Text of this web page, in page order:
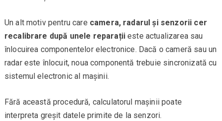
Un alt motiv pentru care camera, radarul și senzorii cer
recalibrare după unele reparații este actualizarea sau
înlocuirea componentelor electronice. Dacă o cameră sau un
radar este înlocuit, noua componentă trebuie sincronizată cu
sistemul electronic al mașinii.
Fără această procedură, calculatorul mașinii poate
interpreta greșit datele primite de la senzori.